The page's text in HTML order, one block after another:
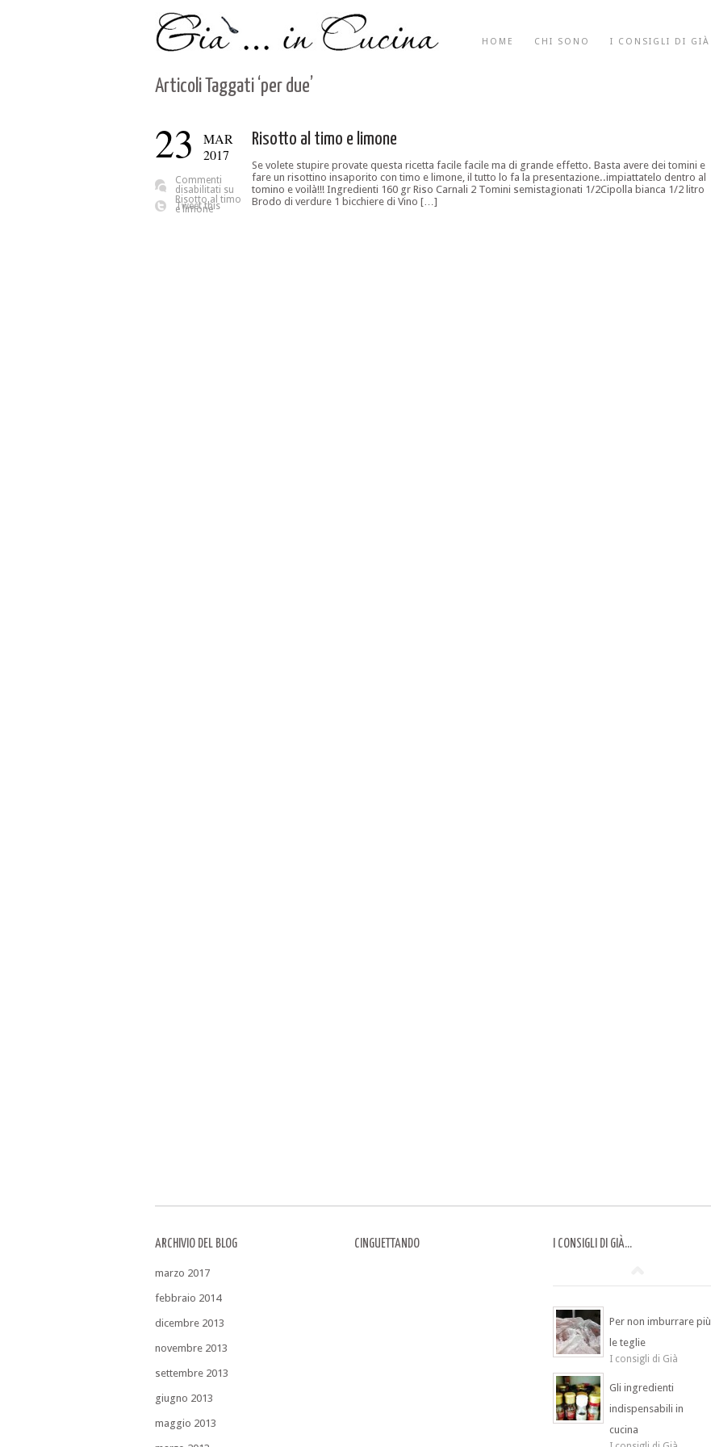
HOME CHI SONO I CONSIGLI DI GIÀ
Articoli Taggati ‘per due’
23
MAR
2017
Commenti
disabilitati su
Risotto al timo
e limone
Tweet this
Risotto al timo e limone
Se volete stupire provate questa ricetta facile facile ma di grande effetto. Basta avere dei tomini e
fare un risottino insaporito con timo e limone, il tutto lo fa la presentazione..impiattatelo dentro al
tomino e voilà!!! Ingredienti 160 gr Riso Carnali 2 Tomini semistagionati 1/2Cipolla bianca 1/2 litro
Brodo di verdure 1 bicchiere di Vino […]
ARCHIVIO DEL BLOG
marzo 2017
febbraio 2014
dicembre 2013
novembre 2013
settembre 2013
giugno 2013
maggio 2013
CINGUETTANDO I CONSIGLI DI GIÀ…
Per non imburrare più
le teglie
I consigli di Già
Gli ingredienti
indispensabili in
cucina